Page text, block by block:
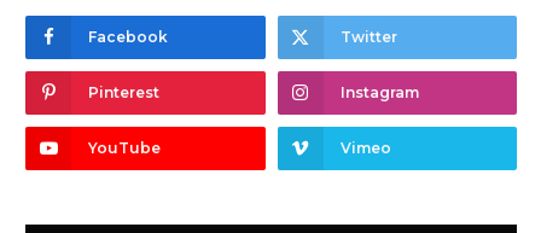
Facebook Twitter
Pinterest Instagram
YouTube Vimeo